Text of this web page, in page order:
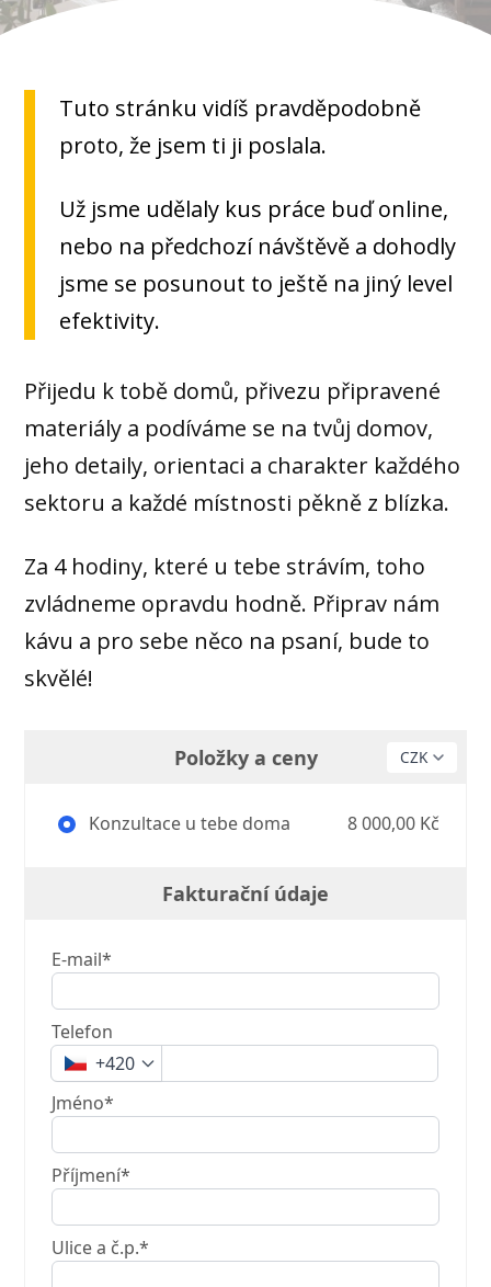
Tuto stránku vidíš pravděpodobně
proto, že jsem ti ji poslala.
Už jsme udělaly kus práce buď online,
nebo na předchozí návštěvě a dohodly
jsme se posunout to ještě na jiný level
efektivity.
Přijedu k tobě domů, přivezu připravené
materiály a podíváme se na tvůj domov,
jeho detaily, orientaci a charakter každého
sektoru a každé místnosti pěkně z blízka.
Za 4 hodiny, které u tebe strávím, toho
zvládneme opravdu hodně. Připrav nám
kávu a pro sebe něco na psaní, bude to
skvělé!
Položky a ceny
Konzultace u tebe doma 8 000,00 Kč
Fakturační údaje
E-mail*
Telefon
+420
Jméno*
Příjmení*
Ulice a č.p.*